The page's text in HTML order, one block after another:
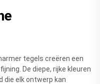
tegels creëren een
De diepe, rijke kleuren
die elk ontwerp kan